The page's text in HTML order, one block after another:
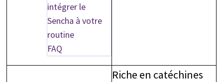
intégrer le
Sencha à votre
routine
FAQ
Riche en catéchines